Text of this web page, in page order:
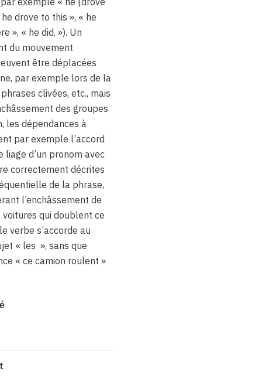
drove to this », « he
», « he did. »). Un
du mouvement
être déplacées
par exemple lors de la
clivées, etc., mais
des groupes
les dépendances à
par exemple l’accord
d’un pronom avec
correctement décrites
de la phrase,
l’enchâssement de
voitures qui doublent ce
verbe s’accorde au
« les », sans que
« ce camion roulent »
des phrases
les composant »
Arnault et Lancelot,